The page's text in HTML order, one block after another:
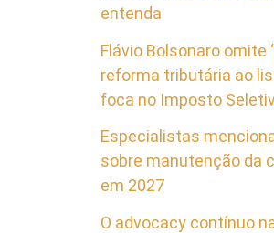
entenda
Flávio Bolsonaro omite
reforma tributária ao
foca no Imposto
Especialistas
sobre manutenção da
em 2027
O advocacy contínuo